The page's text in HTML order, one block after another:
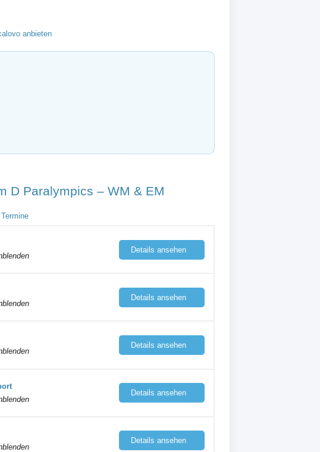
anbieten
D Paralympics – WM & EM
Details ansehen
Details ansehen
Details ansehen
Details ansehen
Details ansehen